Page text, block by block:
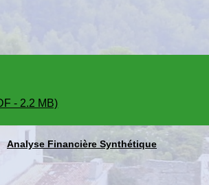
- 2.2 MB)
Analyse Financière Synthétique